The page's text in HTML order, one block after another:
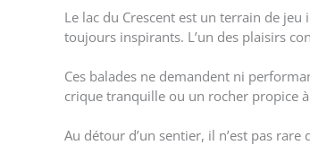
Le lac du Crescent est un terrain de
toujours inspirants. L’un des plaisirs
Ces balades ne demandent ni
crique tranquille ou un rocher propice
Au détour d’un sentier, il n’est pas